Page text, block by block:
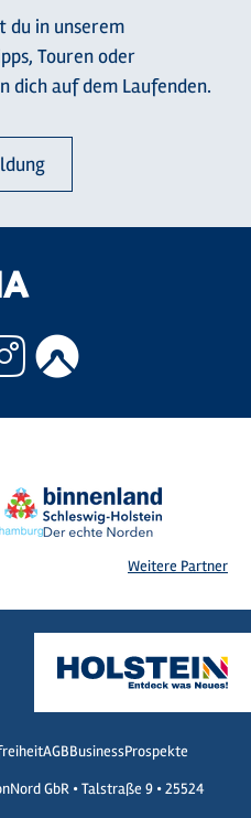
du in unserem
Touren oder
dich auf dem Laufenden.
Instagram
Weitere Partner
AGBBusinessProspekte
GbR • Talstraße 9 • 25524